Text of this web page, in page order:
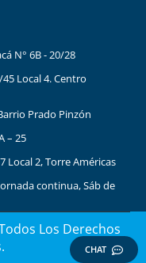
N° 6B - 20/28
Local 4. Centro
Prado Pinzón
– 25
Local 2, Torre Américas
continua, Sáb de
Los Derechos
CHAT